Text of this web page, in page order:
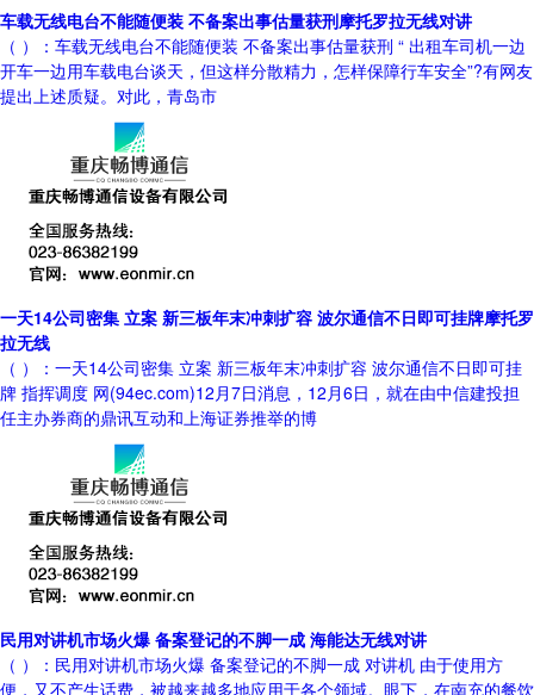
车载无线电台不能随便装 不备案出事估量获刑摩托罗拉无线对讲
（ ）：车载无线电台不能随便装 不备案出事估量获刑 “ 出租车司机一边
开车一边用车载电台谈天，但这样分散精力，怎样保障行车安全”?有网友
提出上述质疑。对此，青岛市
一天14公司密集 立案 新三板年末冲刺扩容 波尔通信不日即可挂牌摩托罗
拉无线
（ ）：一天14公司密集 立案 新三板年末冲刺扩容 波尔通信不日即可挂
牌 指挥调度 网(94ec.com)12月7日消息，12月6日，就在由中信建投担
任主办券商的鼎讯互动和上海证券推举的博
民用对讲机市场火爆 备案登记的不脚一成 海能达无线对讲
（ ）：民用对讲机市场火爆 备案登记的不脚一成 对讲机 由于使用方
便，又不产生话费，被越来越多地应用于各个领域。眼下，在南充的餐饮